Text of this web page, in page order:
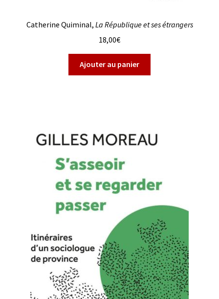
Catherine Quiminal, La République et ses étrangers
18,00€
Ajouter au panier